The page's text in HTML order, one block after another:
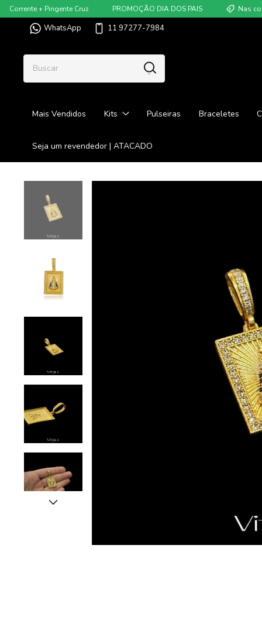
+ Pingente Cruz PROMOÇÃO DIA DOS PAIS Nas
WhatsApp 11 97277-7984
Mais Vendidos Kits Pulseiras Braceletes
Seja um revendedor | ATACADO